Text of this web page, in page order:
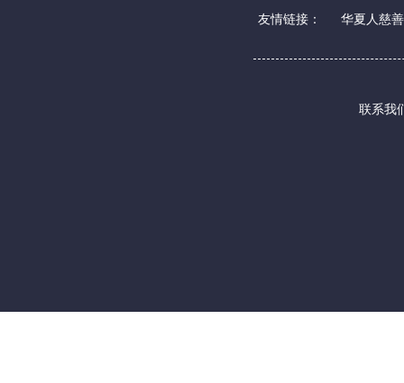
友情链接： 华夏人慈
联系我